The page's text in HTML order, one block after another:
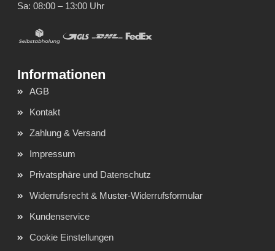
Sa: 08:00 – 13:00 Uhr
AGB
Kontakt
Zahlung & Versand
Impressum
Privatsphäre und Datenschutz
Widerrufsrecht & Muster-Widerrufsformular
Kundenservice
Cookie Einstellungen